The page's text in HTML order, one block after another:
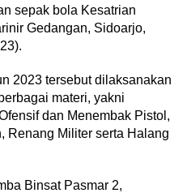
sepak bola Kesatrian
Gedangan, Sidoarjo,
2023 tersebut dilaksanakan
materi, yakni
dan Menembak Pistol,
Renang Militer serta Halang
Binsat Pasmar 2,